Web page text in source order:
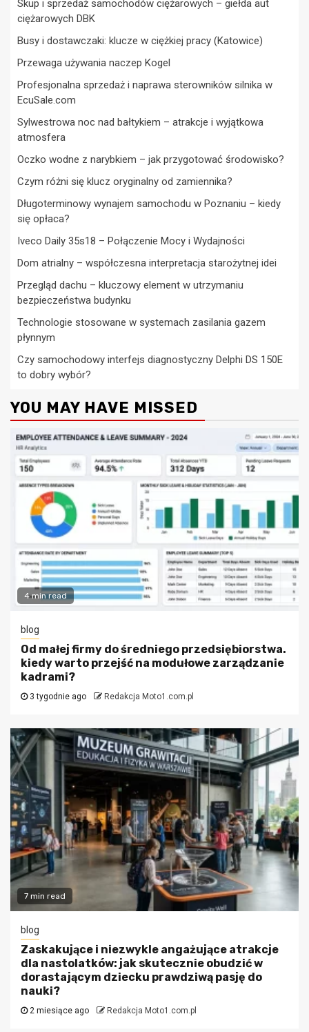
Skup i sprzedaż samochodów ciężarowych – giełda aut
ciężarowych DBK
Busy i dostawczaki: klucze w ciężkiej pracy (Katowice)
Przewaga używania naczep Kogel
Profesjonalna sprzedaż i naprawa sterowników silnika w
EcuSale.com
Sylwestrowa noc nad bałtykiem – atrakcje i wyjątkowa
atmosfera
Oczko wodne z narybkiem – jak przygotować środowisko?
Czym różni się klucz oryginalny od zamiennika?
Długoterminowy wynajem samochodu w Poznaniu – kiedy
się opłaca?
Iveco Daily 35s18 – Połączenie Mocy i Wydajności
Dom atrialny – współczesna interpretacja starożytnej idei
Przegląd dachu – kluczowy element w utrzymaniu
bezpieczeństwa budynku
Technologie stosowane w systemach zasilania gazem
płynnym
Czy samochodowy interfejs diagnostyczny Delphi DS 150E
to dobry wybór?
YOU MAY HAVE MISSED
4 min read
blog
Od małej firmy do średniego przedsiębiorstwa.
kiedy warto przejść na modułowe zarządzanie
kadrami?
3 tygodnie ago Redakcja Moto1.com.pl
7 min read
blog
Zaskakujące i niezwykle angażujące atrakcje
dla nastolatków: jak skutecznie obudzić w
dorastającym dziecku prawdziwą pasję do
nauki?
2 miesiące ago Redakcja Moto1.com.pl